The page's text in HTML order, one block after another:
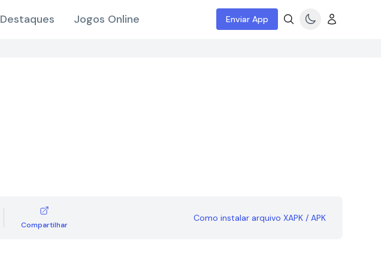
Destaques Jogos Online Enviar App
Compartilhar
Como instalar arquivo XAPK / APK